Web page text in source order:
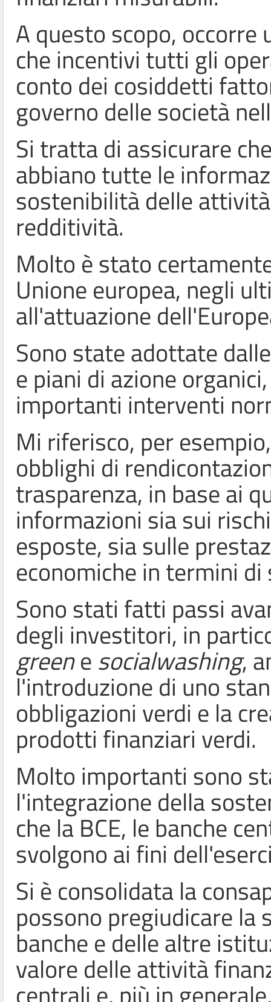
A questo scopo,
che incentivi tutti gli
conto dei cosiddetti
governo delle società
Si tratta di assicurare
abbiano tutte le
sostenibilità delle
redditività.
Molto è stato
Unione europea, negli
all'attuazione
Sono state adottate
e piani di azione
importanti interventi
Mi riferisco, per
obblighi di
trasparenza, in base ai
informazioni sia sui
esposte, sia sulle
economiche in termini
Sono stati fatti passi
degli investitori, in
greenesocialwashing,
l'introduzione di uno
obbligazioni verdi e la
prodotti finanziari verdi.
Molto importanti sono
l'integrazione della
che la BCE, le banche
svolgono ai fini
Si è consolidata la
possono pregiudicare
banche e delle altre
valore delle attività